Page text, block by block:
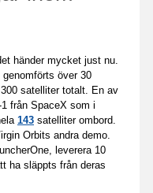
händer mycket just nu.
över 30
satelliter totalt. En av
från SpaceX som i
143 satelliter ombord.
Orbits andra demo.
leverera 10
ha släppts från deras